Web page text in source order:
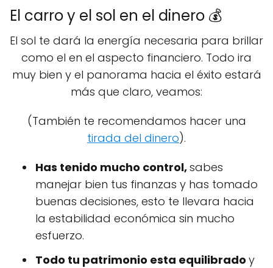
El carro y el sol en el dinero 💰
El sol te dará la energía necesaria para brillar
como el en el aspecto financiero. Todo ira
muy bien y el panorama hacia el éxito estará
más que claro, veamos:
(También te recomendamos hacer una
tirada del dinero).
Has tenido mucho control,sabes
manejar bien tus finanzas y has tomado
buenas decisiones, esto te llevara hacia
la estabilidad económica sin mucho
esfuerzo.
Todo tu patrimonio esta equilibrado y